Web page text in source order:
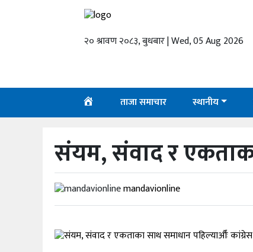
२० श्रावण २०८३, बुधबार | Wed, 05 Aug 2026
ताजा समाचार स्थानीय
संयम, संवाद र एकताका
mandavionline